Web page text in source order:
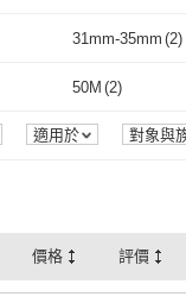
沙拉碗(1)
31mm-35mm (2)
31mm-35mm
50M (2)
50M(2)
適用於 對象與
價格 評價